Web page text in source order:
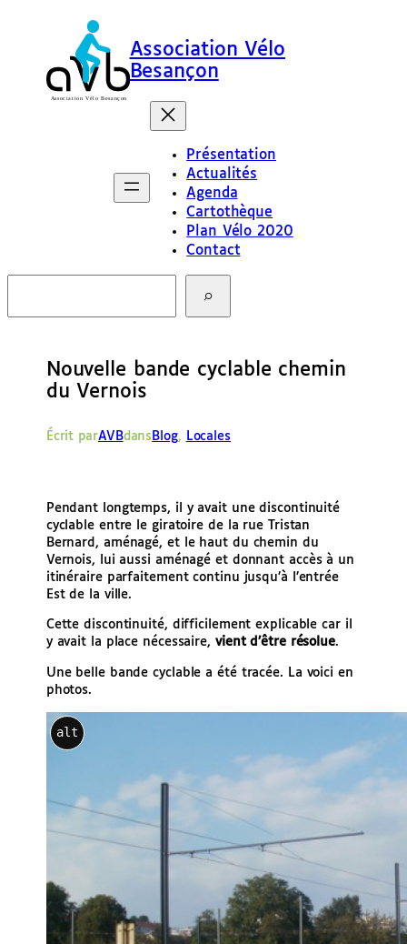
Association Vélo
Besançon
Présentation
Actualités
Agenda
Cartothèque
Plan Vélo 2020
Contact
c
Nouvelle bande cyclable chemin
du Vernois
Écrit parAVBdans Blog, Locales
Pendant longtemps, il y avait une discontinuité
cyclable entre le giratoire de la rue Tristan
Bernard, aménagé, et le haut du chemin du
Vernois, lui aussi aménagé et donnant accès à un
itinéraire parfaitement continu jusqu’à l’entrée
Est de la ville.
Cette discontinuité, difficilement explicable car il
y avait la place nécessaire, vient d’être résolue.
Une belle bande cyclable a été tracée. La voici en
photos.
alt